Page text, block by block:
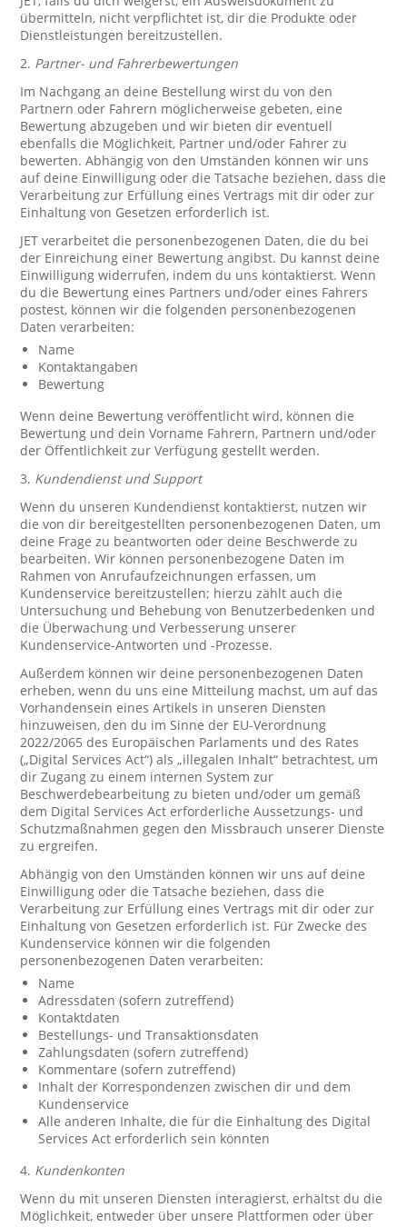
übermitteln, nicht verpflichtet ist, dir die Produkte oder
Dienstleistungen bereitzustellen.
2. Partner- und Fahrerbewertungen
Im Nachgang an deine Bestellung wirst du von den
Partnern oder Fahrern möglicherweise gebeten, eine
Bewertung abzugeben und wir bieten dir eventuell
ebenfalls die Möglichkeit, Partner und/oder Fahrer zu
bewerten. Abhängig von den Umständen können wir uns
auf deine Einwilligung oder die Tatsache beziehen, dass die
Verarbeitung zur Erfüllung eines Vertrags mit dir oder zur
Einhaltung von Gesetzen erforderlich ist.
JET verarbeitet die personenbezogenen Daten, die du bei
der Einreichung einer Bewertung angibst. Du kannst deine
Einwilligung widerrufen, indem du uns kontaktierst. Wenn
du die Bewertung eines Partners und/oder eines Fahrers
postest, können wir die folgenden personenbezogenen
Daten verarbeiten:
Name
Kontaktangaben
Bewertung
Wenn deine Bewertung veröffentlicht wird, können die
Bewertung und dein Vorname Fahrern, Partnern und/oder
der Öffentlichkeit zur Verfügung gestellt werden.
3. Kundendienst und Support
Wenn du unseren Kundendienst kontaktierst, nutzen wir
die von dir bereitgestellten personenbezogenen Daten, um
deine Frage zu beantworten oder deine Beschwerde zu
bearbeiten. Wir können personenbezogene Daten im
Rahmen von Anrufaufzeichnungen erfassen, um
Kundenservice bereitzustellen; hierzu zählt auch die
Untersuchung und Behebung von Benutzerbedenken und
die Überwachung und Verbesserung unserer
Kundenservice-Antworten und -Prozesse.
Außerdem können wir deine personenbezogenen Daten
erheben, wenn du uns eine Mitteilung machst, um auf das
Vorhandensein eines Artikels in unseren Diensten
hinzuweisen, den du im Sinne der EU-Verordnung
2022/2065 des Europäischen Parlaments und des Rates
(„Digital Services Act“) als „illegalen Inhalt“ betrachtest, um
dir Zugang zu einem internen System zur
Beschwerdebearbeitung zu bieten und/oder um gemäß
dem Digital Services Act erforderliche Aussetzungs- und
Schutzmaßnahmen gegen den Missbrauch unserer Dienste
zu ergreifen.
Abhängig von den Umständen können wir uns auf deine
Einwilligung oder die Tatsache beziehen, dass die
Verarbeitung zur Erfüllung eines Vertrags mit dir oder zur
Einhaltung von Gesetzen erforderlich ist. Für Zwecke des
Kundenservice können wir die folgenden
personenbezogenen Daten verarbeiten:
Name
Adressdaten (sofern zutreffend)
Kontaktdaten
Bestellungs- und Transaktionsdaten
Zahlungsdaten (sofern zutreffend)
Kommentare (sofern zutreffend)
Inhalt der Korrespondenzen zwischen dir und dem
Kundenservice
Alle anderen Inhalte, die für die Einhaltung des Digital
Services Act erforderlich sein könnten
4. Kundenkonten
Wenn du mit unseren Diensten interagierst, erhältst du die
Möglichkeit, entweder über unsere Plattformen oder über